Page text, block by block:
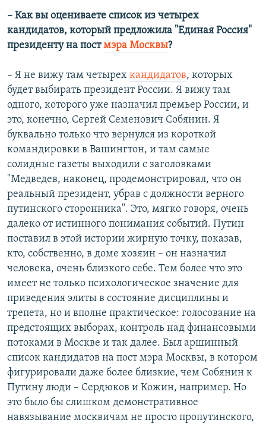
– Как вы оцениваете список из четырех
кандидатов, который предложила "Единая Россия"
президенту на постмэра Москвы?
– Я не вижу там четырех кандидатов, которых
будет выбирать президент России. Я вижу там
одного, которого уже назначил премьер России, и
это, конечно, Сергей Семенович Собянин. Я
буквально только что вернулся из короткой
командировки в Вашингтон, и там самые
солидные газеты выходили с заголовками
"Медведев, наконец, продемонстрировал, что он
реальный президент, убрав с должности верного
путинского сторонника". Это, мягко говоря, очень
далеко от истинного понимания событий. Путин
поставил в этой истории жирную точку, показав,
кто, собственно, в доме хозяин – он назначил
человека, очень близкого себе. Тем более что это
имеет не только психологическое значение для
приведения элиты в состояние дисциплины и
трепета, но и вполне практическое: голосование на
предстоящих выборах, контроль над финансовыми
потоками в Москве и так далее. Был аршинный
список кандидатов на пост мэра Москвы, в котором
фигурировали даже более близкие, чем Собянин к
Путину люди – Сердюков и Кожин, например. Но
это было бы слишком демонстративное
навязывание москвичам не просто пропутинского,